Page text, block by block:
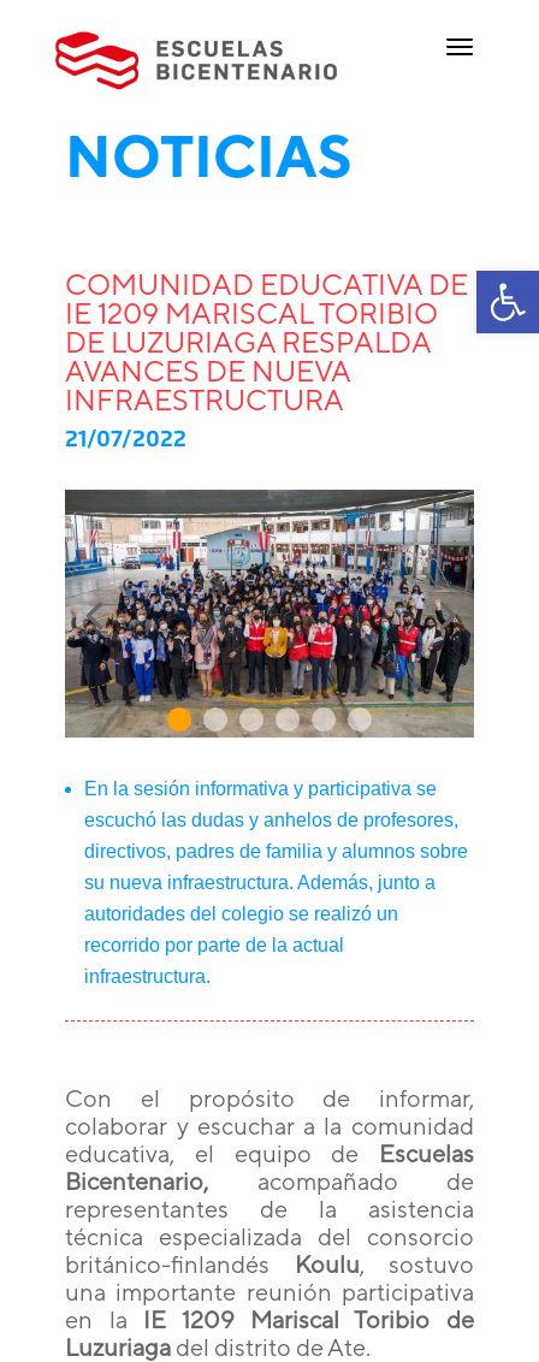
NOTICIAS
COMUNIDAD EDUCATIVA DE
IE 1209 MARISCAL TORIBIO
DE LUZURIAGA RESPALDA
AVANCES DE NUEVA
INFRAESTRUCTURA
21/07/2022
En la sesión informativa y participativa se
escuchó las dudas y anhelos de profesores,
directivos, padres de familia y alumnos sobre
su nueva infraestructura. Además, junto a
autoridades del colegio se realizó un
recorrido por parte de la actual
infraestructura.
Con el propósito de informar,
colaborar y escuchar a la comunidad
educativa, el equipo de
Escuelas
Bicentenario, acompañado de
representantes de la asistencia
técnica especializada del consorcio
británico-finlandés
Koulu, sostuvo
una importante reunión participativa
en la IE 1209 Mariscal Toribio de
Luzuriaga del distrito de Ate.